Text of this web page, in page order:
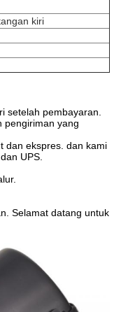
kiri
setelah pembayaran.
pengiriman yang
dan ekspres. dan kami
UPS.
Selamat datang untuk